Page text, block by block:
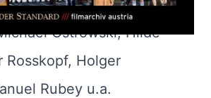
Ostrowski, Hilde
Rosskopf, Holger
Rubey u.a.